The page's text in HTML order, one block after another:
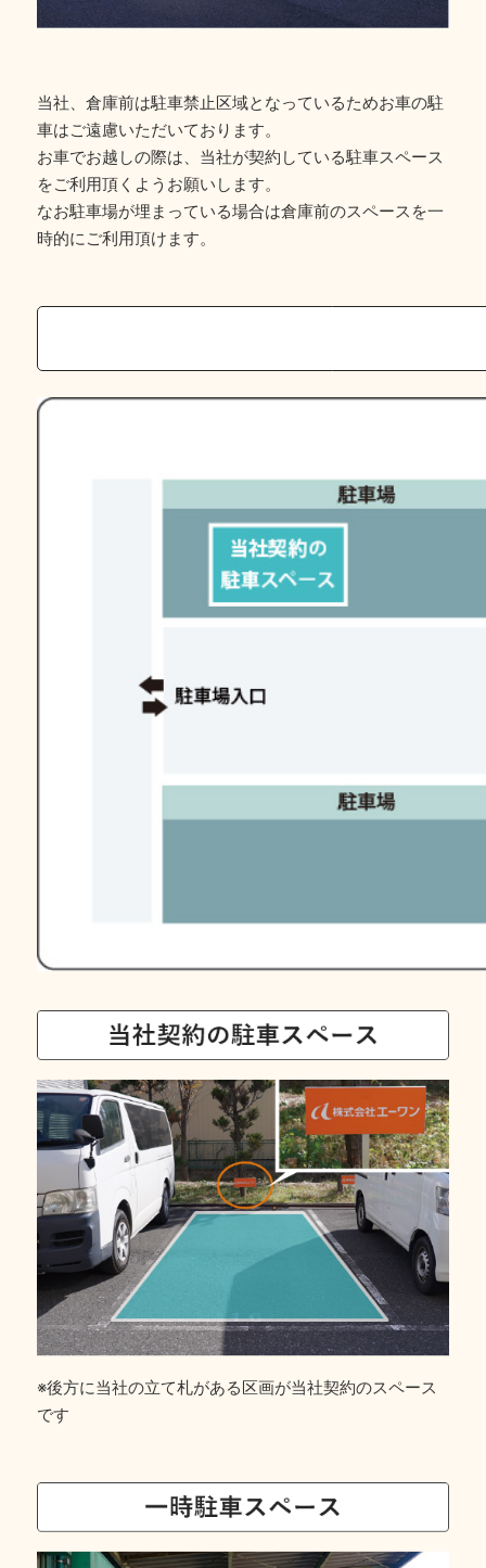
当社、倉庫前は駐車禁止区域となっているためお車の駐
車はご遠慮いただいております。
お車でお越しの際は、当社が契約している駐車スペース
をご利用頂くようお願いします。
なお駐車場が埋まっている場合は倉庫前のスペースを一
時的にご利用頂けます。
※後方に当社の立て札がある区画が当社契約のスペース
です